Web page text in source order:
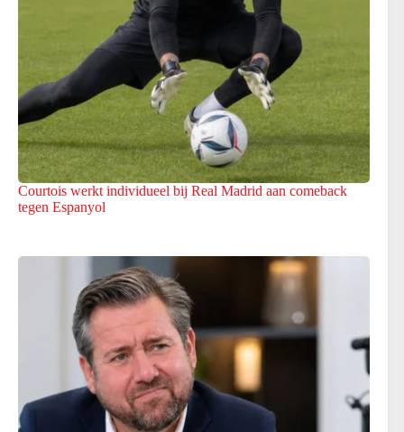
Courtois werkt individueel bij Real Madrid aan comeback
tegen Espanyol